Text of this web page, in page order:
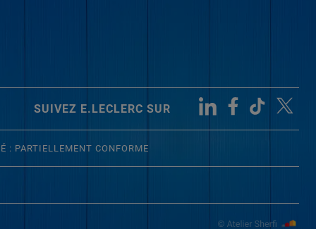
SUIVEZ E.LECLERC SUR
: PARTIELLEMENT CONFORME